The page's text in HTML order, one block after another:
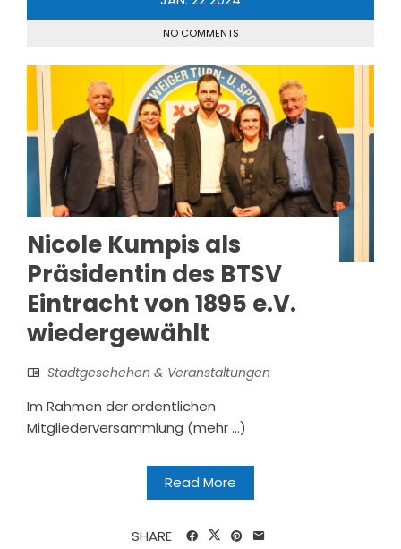
NO COMMENTS
Nicole Kumpis als
Präsidentin des BTSV
Eintracht von 1895 e.V.
wiedergewählt
Stadtgeschehen & Veranstaltungen
Im Rahmen der ordentlichen
Mitgliederversammlung (mehr …)
Read More
SHARE